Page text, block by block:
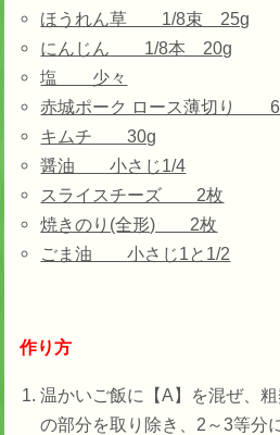
ほうれん草 1/8束 25g
にんじん 1/8本 20g
塩 少々
赤城ポーク ロース薄切り
キムチ 30g
醤油 小さじ1/4
スライスチーズ 2枚
焼きのり(全形) 2枚
ごま油小さじ1と1/2
作り方
温かいご飯に【A】を混ぜ、
の部分を取り除き、2～3等分